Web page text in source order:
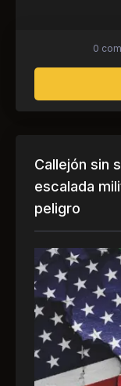
0
Callejón sin
escalada
peligro